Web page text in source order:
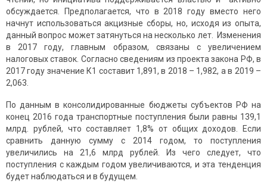
обсуждается. Предполагается, что в 2018 году вместо него
начнут использоваться акцизные сборы, но, исходя из опыта,
данный вопрос может затянуться на несколько лет. Изменения
в 2017 году, главным образом, связаны с увеличением
налоговых ставок. Согласно сведениям из проекта закона РФ, в
2017 году значение К1 составит 1,891, в 2018 – 1,982, а в 2019 –
2,063.
По данным в консолидированные бюджеты субъектов РФ на
конец 2016 года транспортные поступления были равны 139,1
млрд. рублей, что составляет 1,8% от общих доходов. Если
сравнить данную сумму с 2014 годом, то поступления
увеличились на 21,6 млрд рублей. Из чего следует, что
поступления с каждым годом увеличиваются, и эта тенденция
будет наблюдаться и в будущем.